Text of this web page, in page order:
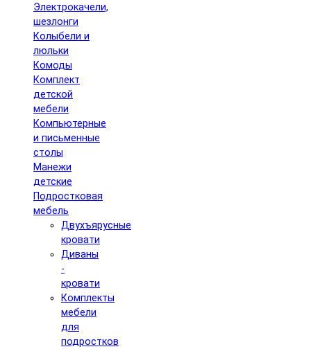
Электрокачели,
шезлонги
Колыбели и
люльки
Комоды
Комплект
детской
мебели
Компьютерные
и письменные
столы
Манежи
детские
Подростковая
мебель
Двухъярусные
кровати
Диваны
-
кровати
Комплекты
мебели
для
подростков